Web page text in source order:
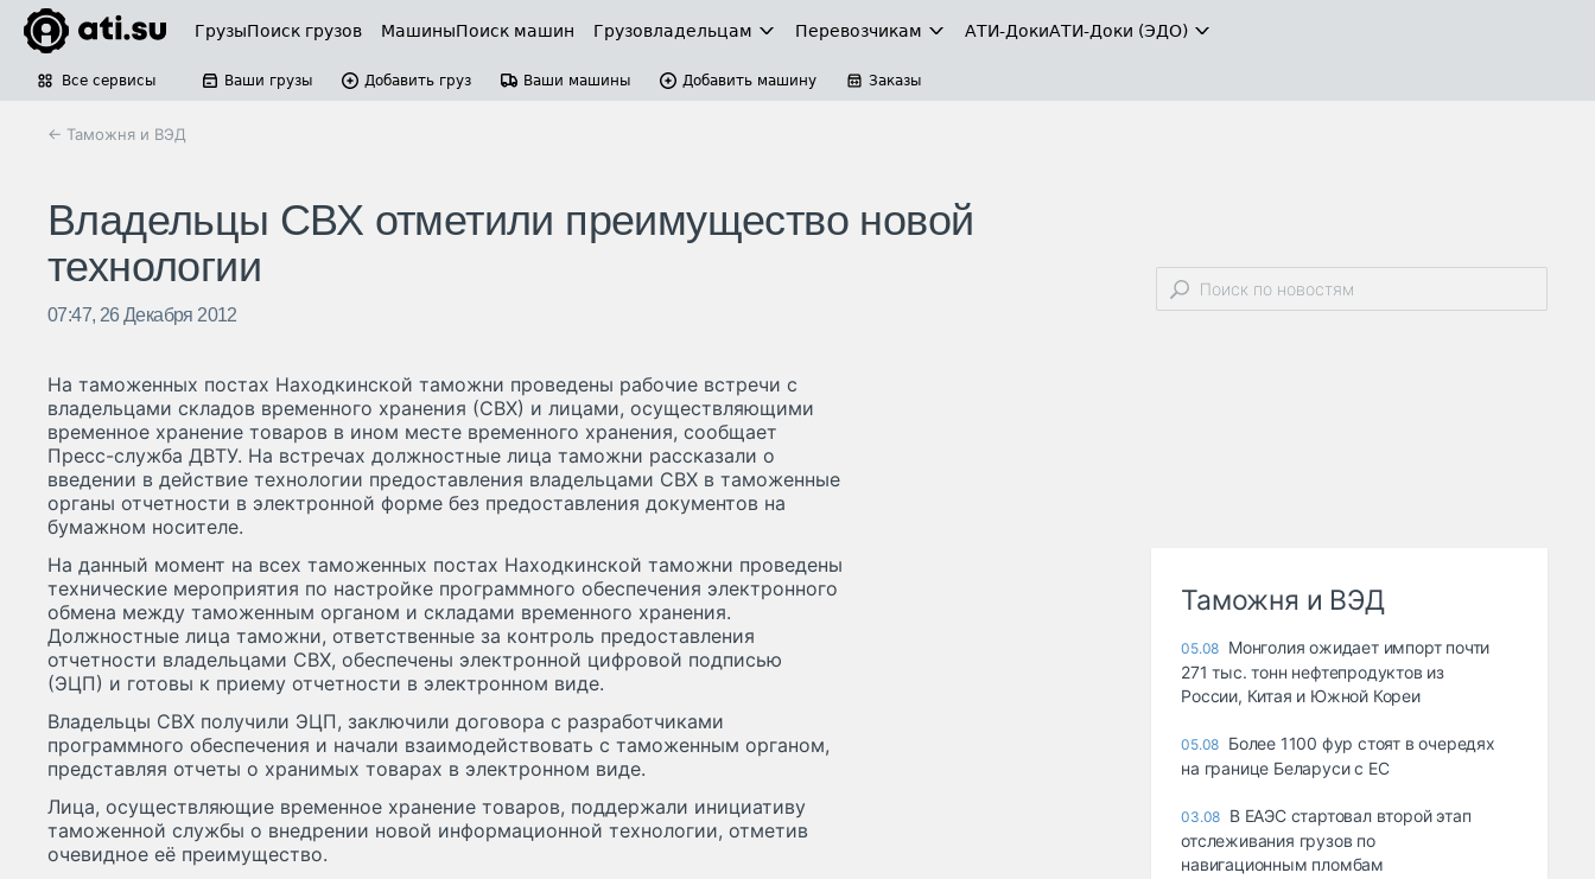
ГрузыПоиск грузов МашиныПоиск машин Грузовладельцам Перевозчикам АТИ-ДокиАТИ-Доки (ЭДО)
Все сервисы Ваши грузы Добавить груз Ваши машины Добавить машину Заказы
← Таможня и ВЭД
Владельцы СВХ отметили преимущество новой
технологии
07:47, 26 Декабря 2012
На таможенных постах Находкинской таможни проведены рабочие встречи с
владельцами складов временного хранения (СВХ) и лицами, осуществляющими
временное хранение товаров в ином месте временного хранения, сообщает
Пресс-служба ДВТУ. На встречах должностные лица таможни рассказали о
введении в действие технологии предоставления владельцами СВХ в таможенные
органы отчетности в электронной форме без предоставления документов на
бумажном носителе.
На данный момент на всех таможенных постах Находкинской таможни проведены
технические мероприятия по настройке программного обеспечения электронного
обмена между таможенным органом и складами временного хранения.
Должностные лица таможни, ответственные за контроль предоставления
отчетности владельцами СВХ, обеспечены электронной цифровой подписью
(ЭЦП) и готовы к приему отчетности в электронном виде.
Владельцы СВХ получили ЭЦП, заключили договора с разработчиками
программного обеспечения и начали взаимодействовать с таможенным органом,
представляя отчеты о хранимых товарах в электронном виде.
Лица, осуществляющие временное хранение товаров, поддержали инициативу
таможенной службы о внедрении новой информационной технологии, отметив
очевидное её преимущество.
Таможня и ВЭД
05.08 Монголия ожидает импорт почти
271 тыс. тонн нефтепродуктов из
России, Китая и Южной Кореи
05.08 Более 1100 фур стоят в очередях
на границе Беларуси с ЕС
03.08 В ЕАЭС стартовал второй этап
отслеживания грузов по
навигационным пломбам